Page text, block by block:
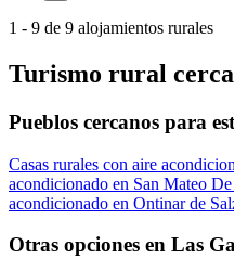
1 - 9 de 9 alojamientos rurales
Turismo rural
Pueblos cercanos para
Casas rurales con aire
acondicionado en San Mateo
acondicionado en Ontinar de
Otras opciones en Las